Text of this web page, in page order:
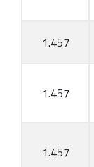
1.457
1.457
1.457